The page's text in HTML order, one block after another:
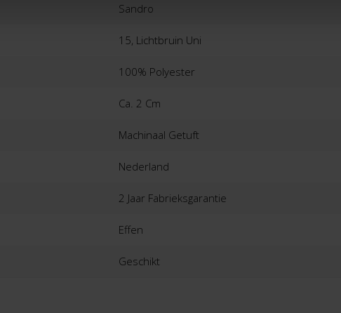
Sandro
15, Lichtbruin Uni
100% Polyester
Ca. 2 Cm
Machinaal Getuft
Nederland
2 Jaar Fabrieksgarantie
Effen
Geschikt